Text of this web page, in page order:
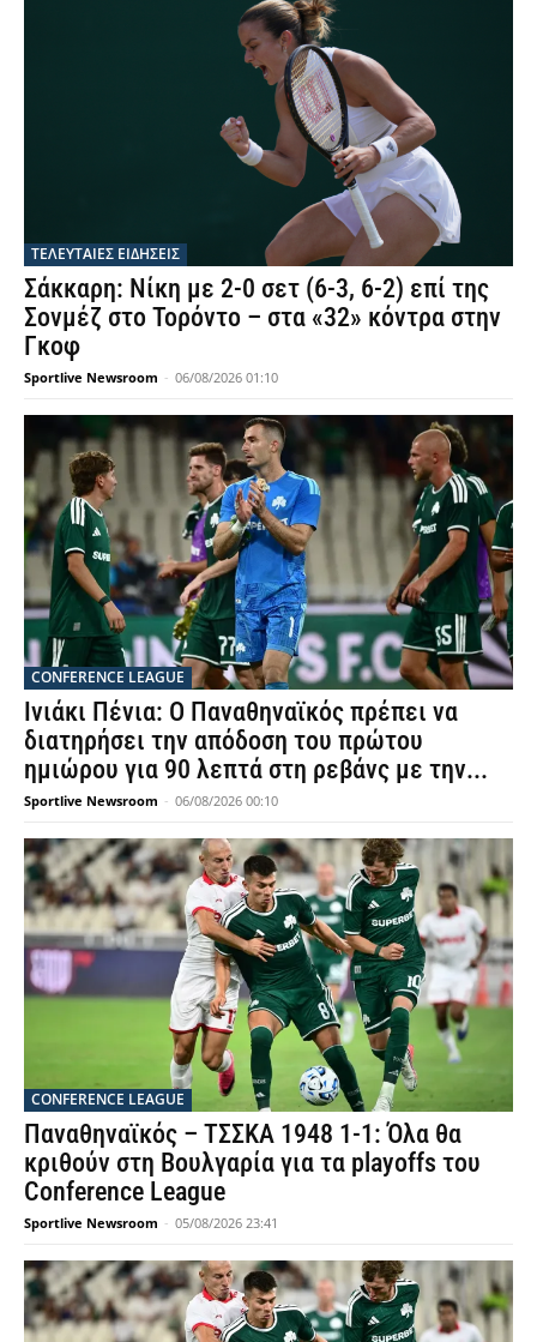
ΤΕΛΕΥΤΑΙΕΣ ΕΙΔΗΣΕΙΣ
Σάκκαρη: Νίκη με 2-0 σετ (6-3, 6-2) επί της
Σονμέζ στο Τορόντο – στα «32» κόντρα στην
Γκοφ
Sportlive Newsroom - 06/08/2026 01:10
CONFERENCE LEAGUE
Ινιάκι Πένια: Ο Παναθηναϊκός πρέπει να
διατηρήσει την απόδοση του πρώτου
ημιώρου για 90 λεπτά στη ρεβάνς με την...
Sportlive Newsroom - 06/08/2026 00:10
CONFERENCE LEAGUE
Παναθηναϊκός – ΤΣΣΚΑ 1948 1-1: Όλα θα
κριθούν στη Βουλγαρία για τα playoffs του
Conference League
Sportlive Newsroom - 05/08/2026 23:41